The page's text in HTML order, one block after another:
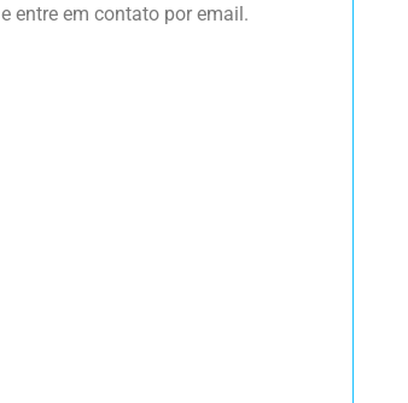
e entre em contato por email.